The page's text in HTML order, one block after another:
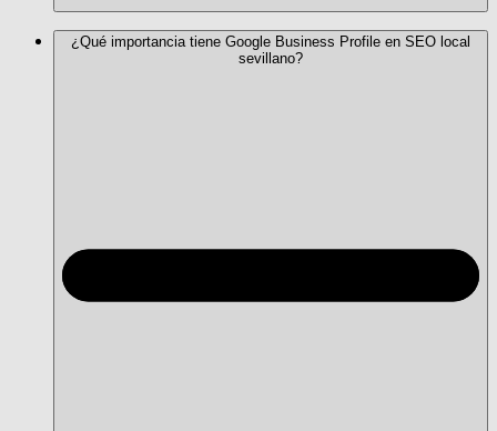
¿Qué importancia tiene Google Business Profile en SEO local
sevillano?